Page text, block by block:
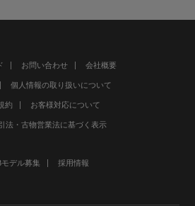
お問い合わせ 会社概要
個人情報の取り扱いについて
約 お客様対応について
法・古物営業法に基づく表示
モデル募集 採用情報